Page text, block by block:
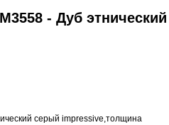
- Дуб этнический
серый impressive,толщина